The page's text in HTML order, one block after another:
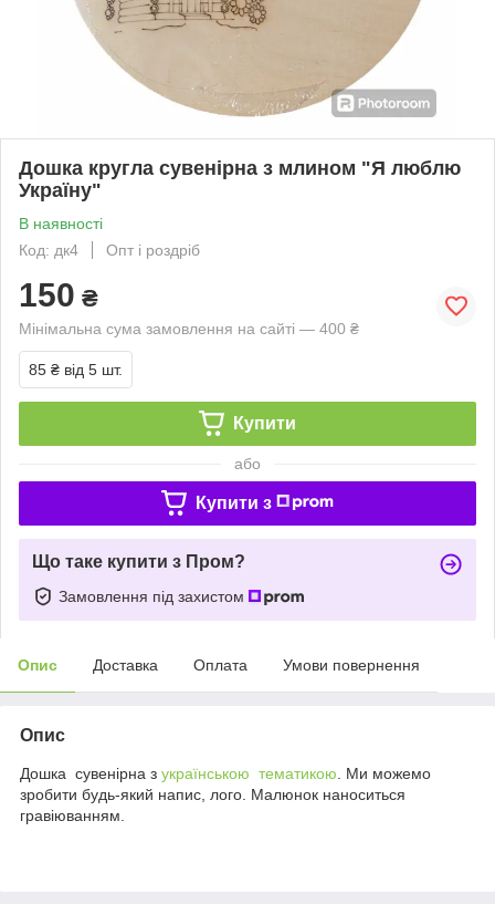
Дошка кругла сувенірна з млином "Я люблю
Україну"
В наявності
Код: дк4
Опт і роздріб
150 ₴
Мінімальна сума замовлення на сайті — 400 ₴
85 ₴ від 5 шт.
Купити
або
Купити з
Що таке купити з Пром?
Замовлення під захистом
Опис Доставка Оплата Умови повернення
Опис
Дошка сувенірна з українською тематикою . Ми можемо
зробити будь-який напис, лого. Малюнок наноситься
гравіюванням.